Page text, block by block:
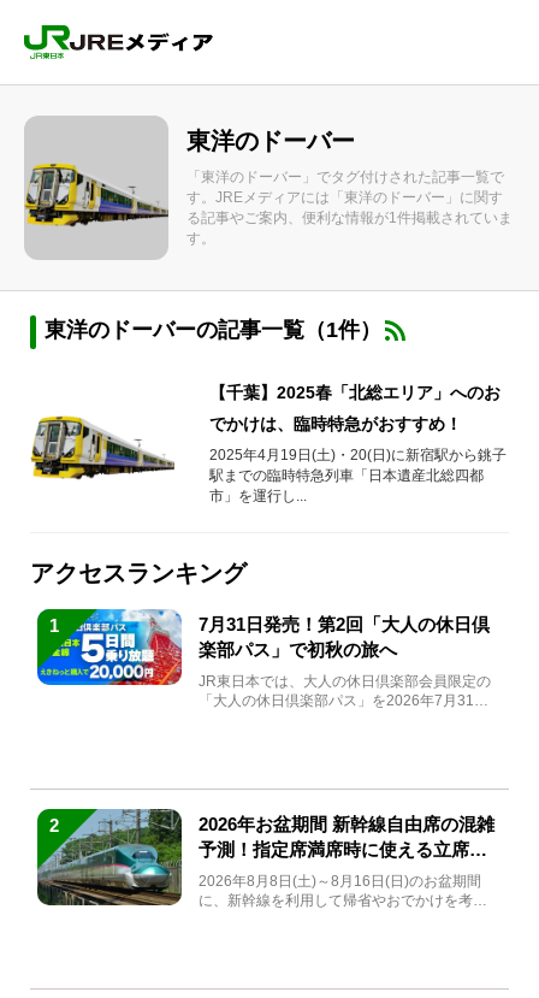
東洋のドーバー
「東洋のドーバー」でタグ付けされた記事一覧で
す。JREメディアには「東洋のドーバー」に関す
る記事やご案内、便利な情報が1件掲載されていま
す。
東洋のドーバーの記事一覧（1件）
【千葉】2025春「北総エリア」へのお
でかけは、臨時特急がおすすめ！
2025年4月19日(土)・20(日)に新宿駅から銚子
駅までの臨時特急列車「日本遺産北総四都
市」を運行し...
アクセスランキング
1
7月31日発売！第2回「大人の休日倶
楽部パス」で初秋の旅へ
JR東日本では、大人の休日倶楽部会員限定の
「大人の休日倶楽部パス」を2026年7月31日
2
2026年お盆期間 新幹線自由席の混雑
予測！指定席満席時に使える立席特
急券も解説
2026年8月8日(土)～8月16日(日)のお盆期間
に、新幹線を利用して帰省やおでかけを考え